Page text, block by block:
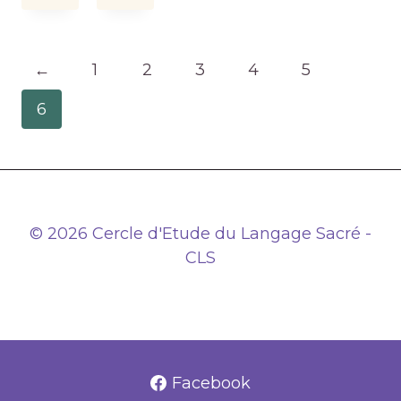
← 1 2 3 4
5
6
© 2026 Cercle d'Etude du Langage Sacré -
CLS
Facebook